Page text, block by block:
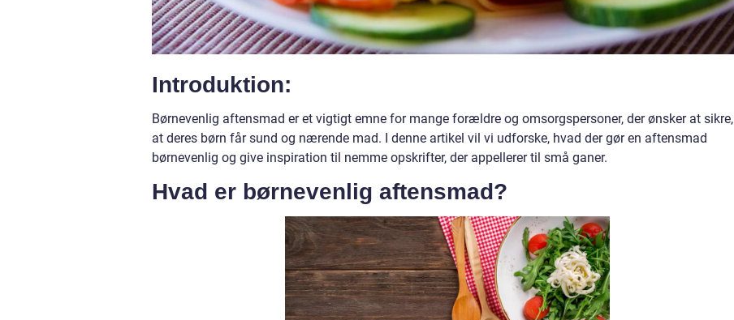
Introduktion:
Børnevenlig aftensmad er et vigtigt emne for mange forældre og omsorgspersoner, der ønsker at sikre,
at deres børn får sund og nærende mad. I denne artikel vil vi udforske, hvad der gør en aftensmad
børnevenlig og give inspiration til nemme opskrifter, der appellerer til små ganer.
Hvad er børnevenlig aftensmad?